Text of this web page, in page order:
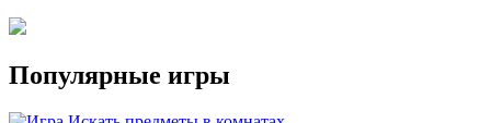
Популярные игры